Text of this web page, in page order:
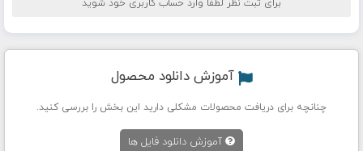
برای ثبت نظر لطفا وارد حساب کاربری خود شوید
آموزش دانلود محصول
چنانچه برای دریافت محصولات مشکلی دارید این بخش را بررسی کنید.
آموزش دانلود فایل ها